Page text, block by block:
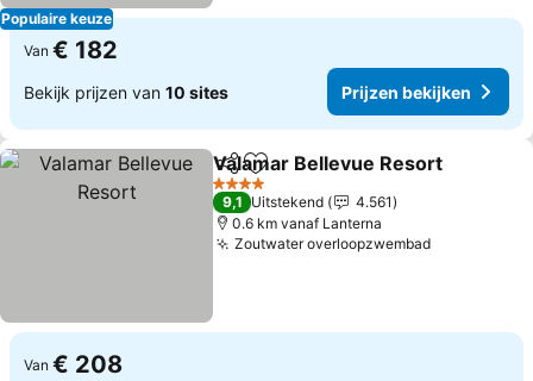
Populaire keuze
Van € 182
Bekijk prijzen van 10 sites Prijzen bekijken
DelenToevoegen aan favorieten
Valamar Bellevue Resort
4 Sterren
9,1 Uitstekend
4.561
0.6 km vanaf Lanterna
Zoutwater overloopzwembadPrijzen
Van € 208